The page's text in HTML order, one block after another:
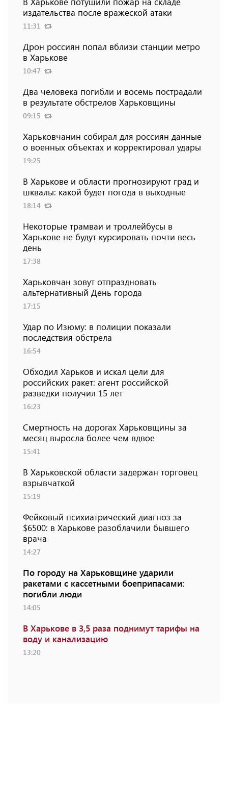
издательства после вражеской атаки
11:31
Дрон россиян попал вблизи станции метро
в Харькове
10:47
Два человека погибли и восемь пострадали
в результате обстрелов Харьковщины
09:15
Харьковчанин собирал для россиян данные
о военных объектах и ​​корректировал удары
19:25
В Харькове и области прогнозируют град и
шквалы: какой будет погода в выходные
18:14
Некоторые трамваи и троллейбусы в
Харькове не будут курсировать почти весь
день
17:38
Харьковчан зовут отпраздновать
альтернативный День города
17:15
Удар по Изюму: в полиции показали
последствия обстрела
16:54
Обходил Харьков и искал цели для
российских ракет: агент российской
разведки получил 15 лет
16:23
Смертность на дорогах Харьковщины за
месяц выросла более чем вдвое
15:41
В Харьковской области задержан торговец
взрывчаткой
15:19
Фейковый психиатрический диагноз за
$6500: в Харькове разоблачили бывшего
врача
14:27
По городу на Харьковщине ударили
ракетами с кассетными боеприпасами:
погибли люди
14:05
В Харькове в 3,5 раза поднимут тарифы на
воду и канализацию
13:20